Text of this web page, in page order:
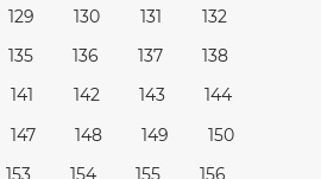
129 130 131
132
135 136 137
138
141 142 143
144
147 148 149
150
153 154 155
156